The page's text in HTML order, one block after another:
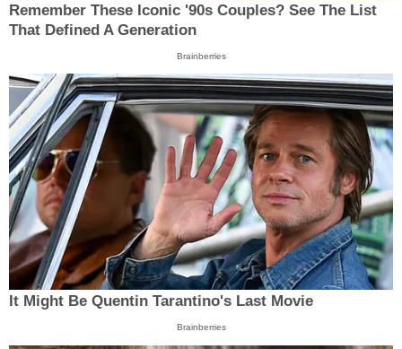
Remember These Iconic '90s Couples? See The List
That Defined A Generation
Brainberries
It Might Be Quentin Tarantino's Last Movie
Brainberries